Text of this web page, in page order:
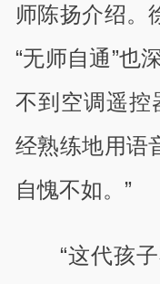
师陈扬介绍。
“无师自通”也
不到空调遥控
经熟练地用语
自愧不如。”
“这代孩